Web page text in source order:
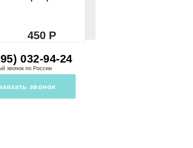
450
032-94-24
звонок по России
звонок